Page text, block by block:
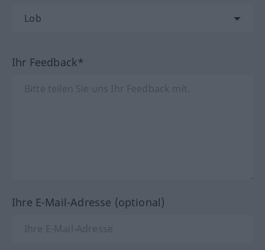
Ihr Feedback*
Ihre E-Mail-Adresse (optional)